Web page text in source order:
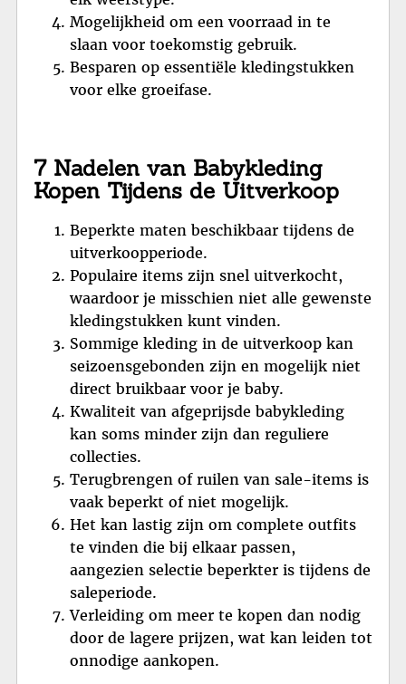
Mogelijkheid om een voorraad in te
slaan voor toekomstig gebruik.
Besparen op essentiële kledingstukken
voor elke groeifase.
7 Nadelen van Babykleding
Kopen Tijdens de Uitverkoop
Beperkte maten beschikbaar tijdens de
uitverkoopperiode.
Populaire items zijn snel uitverkocht,
waardoor je misschien niet alle gewenste
kledingstukken kunt vinden.
Sommige kleding in de uitverkoop kan
seizoensgebonden zijn en mogelijk niet
direct bruikbaar voor je baby.
Kwaliteit van afgeprijsde babykleding
kan soms minder zijn dan reguliere
collecties.
Terugbrengen of ruilen van sale-items is
vaak beperkt of niet mogelijk.
Het kan lastig zijn om complete outfits
te vinden die bij elkaar passen,
aangezien selectie beperkter is tijdens de
saleperiode.
Verleiding om meer te kopen dan nodig
door de lagere prijzen, wat kan leiden tot
onnodige aankopen.